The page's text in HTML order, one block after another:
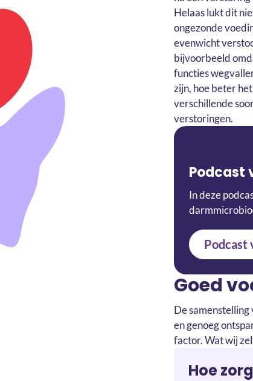
Helaas lukt dit
ongezonde
evenwicht
bijvoorbeeld
functies
zijn, hoe beter
verschillende
verstoringen.
Podcast
In deze
Podcast
Goed
De samenstelling
en genoeg
factor. Wat wij
Hoe